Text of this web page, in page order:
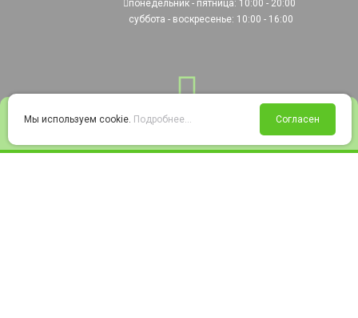
Войти Избранное Корзина
понедельник - пятница: 10:00 - 20:00
суббота - воскресенье: 10:00 - 16:00
Мы используем cookie. Подробнее... Согласен